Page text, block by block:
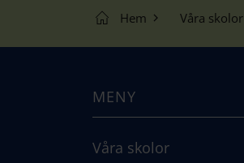
Hem Våra skolor
MENY
Våra skolor